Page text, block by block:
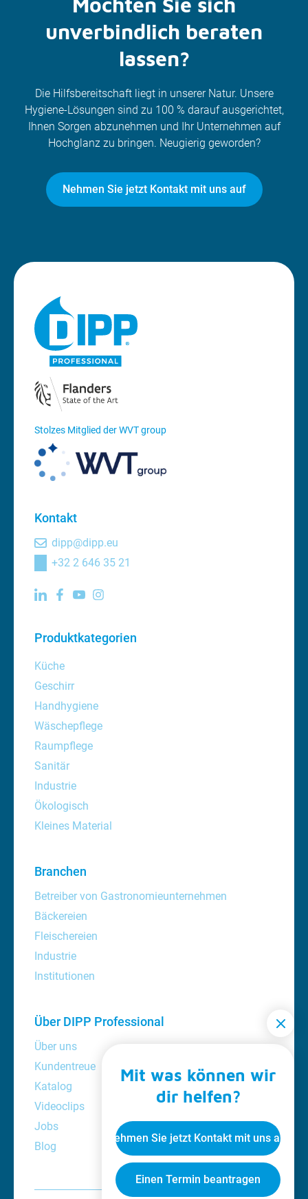
unverbindlich beraten
lassen?
Die Hilfsbereitschaft liegt in unserer Natur. Unsere
Hygiene-Lösungen sind zu 100 % darauf ausgerichtet,
Ihnen Sorgen abzunehmen und Ihr Unternehmen auf
Hochglanz zu bringen. Neugierig geworden?
Nehmen Sie jetzt Kontakt mit uns auf
Stolzes Mitglied der WVT group
Kontakt
dipp@dipp.eu
+32 2 646 35 21
Produktkategorien
Küche
Geschirr
Handhygiene
Wäschepflege
Raumpflege
Sanitär
Industrie
Ökologisch
Kleines Material
Branchen
Betreiber von Gastronomieunternehmen
Bäckereien
Fleischereien
Industrie
Institutionen
Über DIPP Professional
Über uns
Kundentreue
Katalog
Videoclips
Jobs
Blog
Mit was können wir
dir helfen?
Nehmen Sie jetzt Kontakt mit uns auf
Einen Termin beantragen